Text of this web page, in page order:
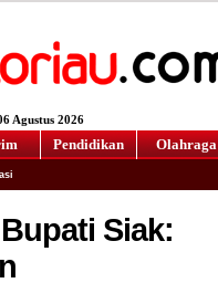
Agustus 2026
Pendidikan Olahraga
Siak: